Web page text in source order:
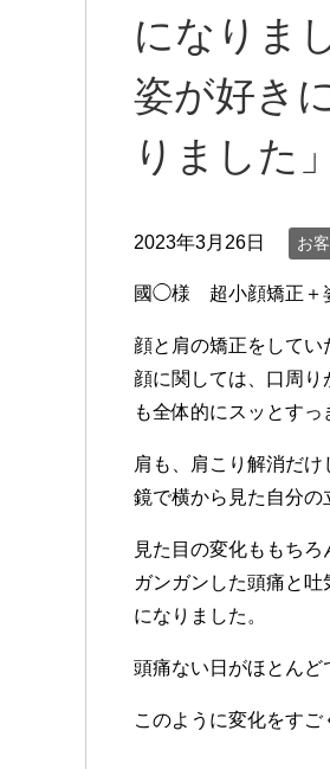
になりま
姿が好き
りました
2023年3月26日 お
國◯様 超小顔矯正＋
顔と肩の矯正をしてい
顔に関しては、口周
も全体的にスッとすっ
肩も、肩こり解消だけ
鏡で横から見た自分
見た目の変化ももち
ガンガンした頭痛と
になりました。
頭痛ない日がほとんど
このように変化をすご